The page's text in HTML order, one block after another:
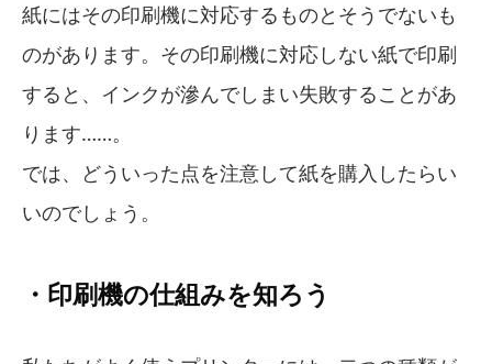
紙にはその印刷機に対応するものとそうでないも
のがあります。その印刷機に対応しない紙で印刷
すると、インクが滲んでしまい失敗することがあ
ります……。
では、どういった点を注意して紙を購入したらい
いのでしょう。
・印刷機の仕組みを知ろう